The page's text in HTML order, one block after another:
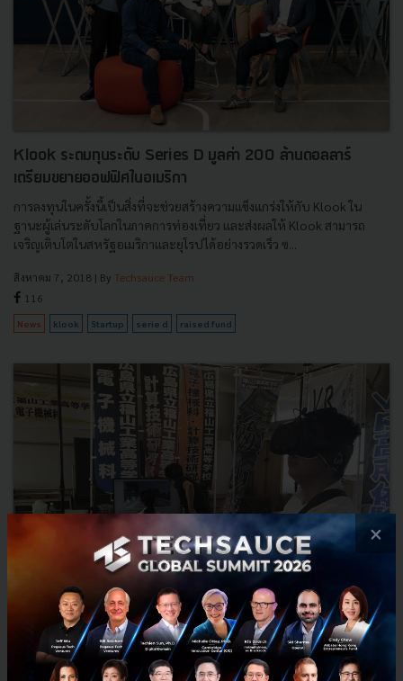
Klook ระดมทุนระดับ Series D มูลค่า 200 ล้านดอลลาร์
เตรียมขยายออฟฟิศในอเมริกา
การลงทุนในครั้งนี้เป็นสิ่งที่จะช่วยสร้างความแข็งแกร่งให้กับ Klook ใน
ฐานะผู้เล่นระดับโลกในภาคการท่องเที่ยว และส่งผลให้ Klook สามารถ
เจริญเติบโตในสหรัฐอเมริกาและยุโรปได้อย่างรวดเร็ว ซ...
สิงหาคม 7, 2018 | By Techsauce Team
116
News klook Startup serie d raised fund
×